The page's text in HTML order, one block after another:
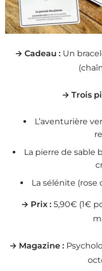
→ Cadeau : Un
→ Trois
L’aventurière
La pierre de sable
La sélénite (rose
→ Prix :5,90€ (1€
→ Magazine :